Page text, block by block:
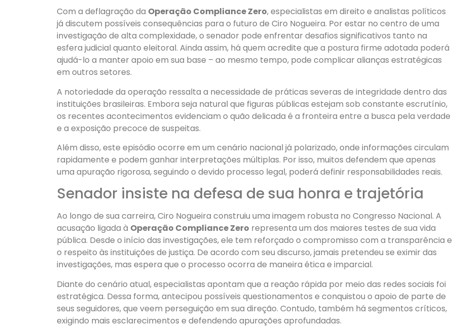
Com a deflagração da Operação Compliance Zero, especialistas em direito e analistas políticos
já discutem possíveis consequências para o futuro de Ciro Nogueira. Por estar no centro de uma
investigação de alta complexidade, o senador pode enfrentar desafios significativos tanto na
esfera judicial quanto eleitoral. Ainda assim, há quem acredite que a postura firme adotada poderá
ajudá-lo a manter apoio em sua base – ao mesmo tempo, pode complicar alianças estratégicas
em outros setores.
A notoriedade da operação ressalta a necessidade de práticas severas de integridade dentro das
instituições brasileiras. Embora seja natural que figuras públicas estejam sob constante escrutínio,
os recentes acontecimentos evidenciam o quão delicada é a fronteira entre a busca pela verdade
e a exposição precoce de suspeitas.
Além disso, este episódio ocorre em um cenário nacional já polarizado, onde informações circulam
rapidamente e podem ganhar interpretações múltiplas. Por isso, muitos defendem que apenas
uma apuração rigorosa, seguindo o devido processo legal, poderá definir responsabilidades reais.
Senador insiste na defesa de sua honra e trajetória
Ao longo de sua carreira, Ciro Nogueira construiu uma imagem robusta no Congresso Nacional. A
acusação ligada à Operação Compliance Zero representa um dos maiores testes de sua vida
pública. Desde o início das investigações, ele tem reforçado o compromisso com a transparência e
o respeito às instituições de justiça. De acordo com seu discurso, jamais pretendeu se eximir das
investigações, mas espera que o processo ocorra de maneira ética e imparcial.
Diante do cenário atual, especialistas apontam que a reação rápida por meio das redes sociais foi
estratégica. Dessa forma, antecipou possíveis questionamentos e conquistou o apoio de parte de
seus seguidores, que veem perseguição em sua direção. Contudo, também há segmentos críticos,
exigindo mais esclarecimentos e defendendo apurações aprofundadas.